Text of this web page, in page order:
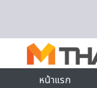
หน้าแรก